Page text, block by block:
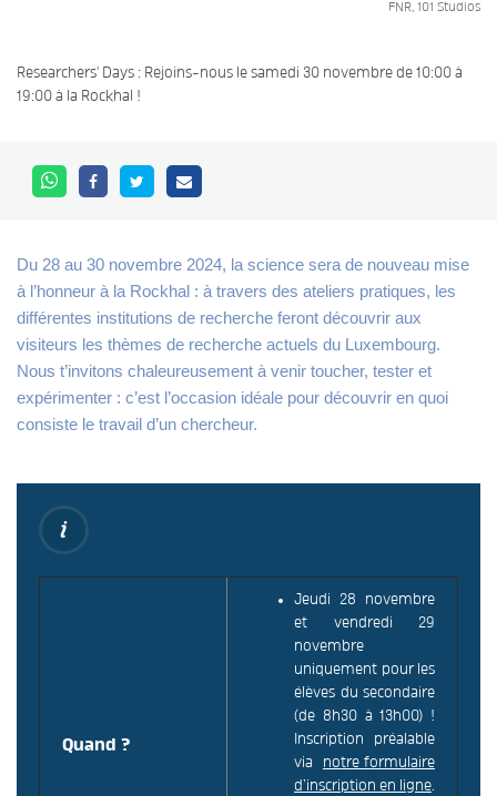
FNR, 101 Studios
Researchers' Days : Rejoins-nous le samedi 30 novembre de 10:00 à
19:00 à la Rockhal !
Du 28 au 30 novembre 2024, la science sera de nouveau mise
à l’honneur à la Rockhal : à travers des ateliers pratiques, les
différentes institutions de recherche feront découvrir aux
visiteurs les thèmes de recherche actuels du Luxembourg.
Nous t’invitons chaleureusement à venir toucher, tester et
expérimenter : c’est l’occasion idéale pour découvrir en quoi
consiste le travail d’un chercheur.
Quand ?
Jeudi 28 novembre
et vendredi 29
novembre
uniquement pour les
élèves du secondaire
(de 8h30 à 13h00) !
Inscription préalable
via notre formulaire
d’inscription en ligne.